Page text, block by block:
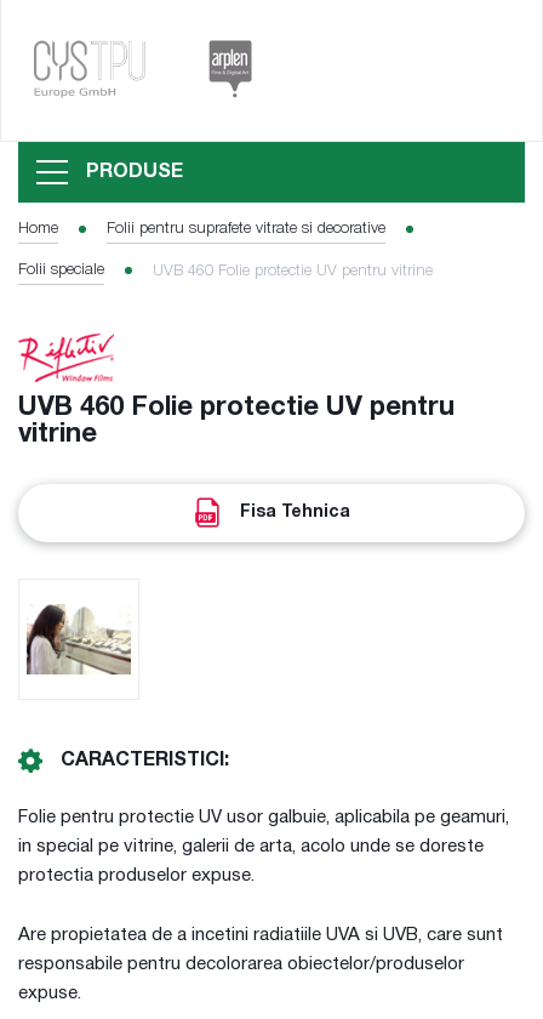
PRODUSE
Home Folii pentru suprafete vitrate si decorative
Folii speciale UVB 460 Folie protectie UV pentru vitrine
UVB 460 Folie protectie UV pentru
vitrine
Fisa Tehnica
CARACTERISTICI:
Folie pentru protectie UV usor galbuie, aplicabila pe geamuri,
in special pe vitrine, galerii de arta, acolo unde se doreste
protectia produselor expuse.
Are propietatea de a incetini radiatiile UVA si UVB, care sunt
responsabile pentru decolorarea obiectelor/produselor
expuse.